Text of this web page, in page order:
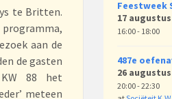
te Britten.
aan de
de gasten
88 het
meteen
Feestweek
17 augustus
16:00 - 18:00
487e
26 augustus
20:00 - 22:30